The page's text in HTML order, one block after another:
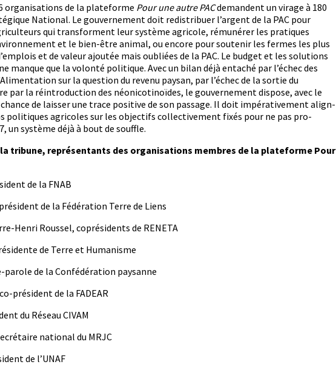
organ­i­sa­tions de la plate­forme Pour une autre PACdeman­dent un virage à 180
Nation­al. Le gou­verne­ment doit redis­tribuer l’argent de la PAC pour
qui trans­for­ment leur sys­tème agri­cole, rémunér­er les pra­tiques
et le bien-être ani­mal, ou encore pour soutenir les fer­mes les plus
et de valeur ajoutée mais oubliées de la PAC. Le bud­get et les solu­tions
manque que la volon­té poli­tique. Avec un bilan déjà entaché par l’échec des
sur la ques­tion du revenu paysan, par l’échec de la sor­tie du
par la réin­tro­duc­tion des néon­i­coti­noïdes, le gou­verne­ment dis­pose, avec le
chance de laiss­er une trace pos­i­tive de son pas­sage. Il doit impéra­tive­ment align­
poli­tiques agri­coles sur les objec­tifs col­lec­tive­ment fixés pour ne pas pro­
un sys­tème déjà à bout de souffle.
tri­bune, représen­tants des organ­i­sa­tions mem­bres de la plate­forme Pour
de la FNAB
de la Fédéra­tion Terre de Liens
Hen­ri Rous­sel, coprési­dents de RENETA
de Terre et Humanisme
parole de la Con­fédéra­tion paysanne
prési­dent de la FADEAR
du Réseau CIVAM
nation­al du MRJC
de l’UNAF